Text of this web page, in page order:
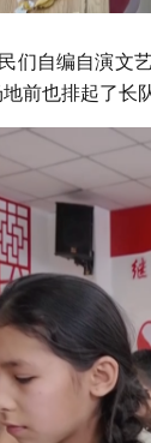
们自编自演文
前也排起了长